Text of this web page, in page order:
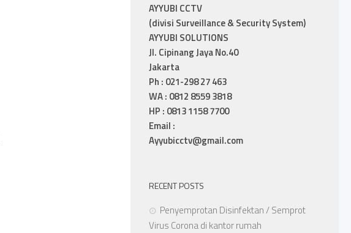
AYYUBI CCTV
(divisi Surveillance & Security System)
AYYUBI SOLUTIONS
Jl. Cipinang Jaya No.40
Jakarta
Ph : 021-298 27 463
WA : 0812 8559 3818
HP : 0813 1158 7700
Email :
Ayyubicctv@gmail.com
RECENT POSTS
Penyemprotan Disinfektan / Semprot
Virus Corona di kantor rumah